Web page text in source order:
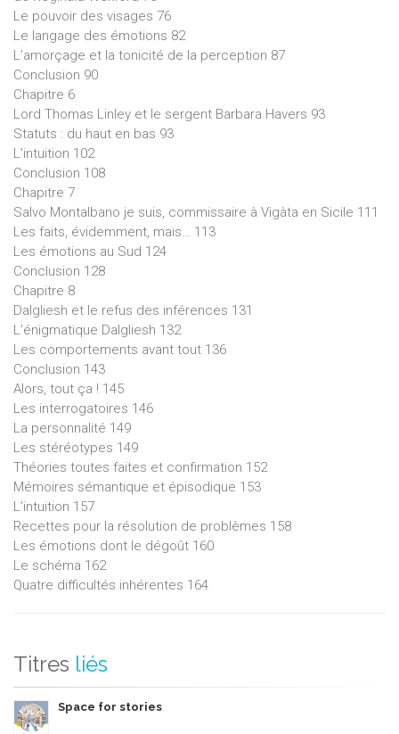
Le pouvoir des visages 76
Le langage des émotions 82
L’amorçage et la tonicité de la perception 87
Conclusion 90
Chapitre 6
Lord Thomas Linley et le sergent Barbara Havers 93
Statuts : du haut en bas 93
L’intuition 102
Conclusion 108
Chapitre 7
Salvo Montalbano je suis, commissaire à Vigàta en Sicile 111
Les faits, évidemment, mais… 113
Les émotions au Sud 124
Conclusion 128
Chapitre 8
Dalgliesh et le refus des inférences 131
L’énigmatique Dalgliesh 132
Les comportements avant tout 136
Conclusion 143
Alors, tout ça ! 145
Les interrogatoires 146
La personnalité 149
Les stéréotypes 149
Théories toutes faites et confirmation 152
Mémoires sémantique et épisodique 153
L’intuition 157
Recettes pour la résolution de problèmes 158
Les émotions dont le dégoût 160
Le schéma 162
Quatre difficultés inhérentes 164
Titres liés
Space for stories